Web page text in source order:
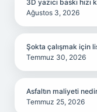
3D yazıcı baskı hızı
Ağustos 3, 2026
Şokta çalışmak için
Temmuz 30, 2026
Asfaltın maliyeti
Temmuz 25, 2026